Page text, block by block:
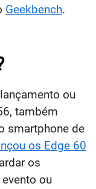
Geekbench.
ou
também
smartphone de
os Edge 60
os
ou